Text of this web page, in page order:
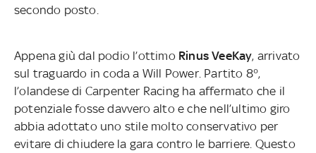
secondo posto.
Appena giù dal podio l’ottimo Rinus VeeKay, arrivato
sul traguardo in coda a Will Power. Partito 8°,
l’olandese di Carpenter Racing ha affermato che il
potenziale fosse davvero alto e che nell’ultimo giro
abbia adottato uno stile molto conservativo per
evitare di chiudere la gara contro le barriere. Questo